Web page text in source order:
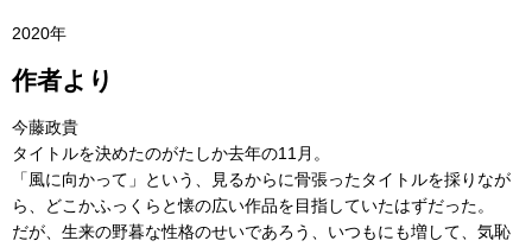
2020年
作者より
今藤政貴
タイトルを決めたのがたしか去年の11月。
「風に向かって」という、見るからに骨張ったタイトルを採りなが
ら、どこかふっくらと懐の広い作品を目指していたはずだった。
だが、生来の野暮な性格のせいであろう、いつもにも増して、気恥